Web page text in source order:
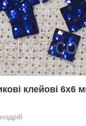
клейові 6х6